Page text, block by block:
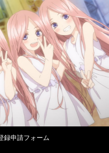
録申請フォーム